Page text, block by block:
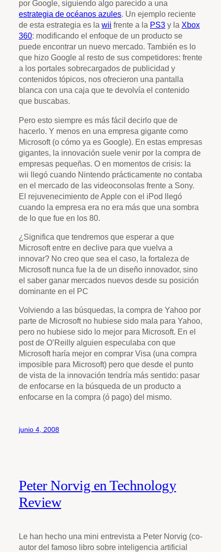
por Google, siguiendo algo parecido a una
estrategia de océanos azules. Un ejemplo reciente
de esta estrategia es la wii frente a la PS3 y la Xbox
360: modificando el enfoque de un producto se
puede encontrar un nuevo mercado. También es lo
que hizo Google al resto de sus competidores: frente
a los portales sobrecargados de publicidad y
contenidos tópicos, nos ofrecieron una pantalla
blanca con una caja que te devolvía el contenido
que buscabas.
Pero esto siempre es más fácil decirlo que de
hacerlo. Y menos en una empresa gigante como
Microsoft (o cómo ya es Google). En estas empresas
gigantes, la innovación suele venir por la compra de
empresas pequeñas. O en momentos de crisis: la
wii llegó cuando Nintendo prácticamente no contaba
en el mercado de las videoconsolas frente a Sony.
El rejuvenecimiento de Apple con el iPod llegó
cuando la empresa era no era más que una sombra
de lo que fue en los 80.
¿Significa que tendremos que esperar a que
Microsoft entre en declive para que vuelva a
innovar? No creo que sea el caso, la fortaleza de
Microsoft nunca fue la de un diseño innovador, sino
el saber ganar mercados nuevos desde su posición
dominante en el PC
Volviendo a las búsquedas, la compra de Yahoo por
parte de Microsoft no hubiese sido mala para Yahoo,
pero no hubiese sido lo mejor para Microsoft. En el
post de O’Reilly alguien especulaba con que
Microsoft haría mejor en comprar Visa (una compra
imposible para Microsoft) pero que desde el punto
de vista de la innovación tendría más sentido: pasar
de enfocarse en la búsqueda de un producto a
enfocarse en la compra (ó pago) del mismo.
junio 4, 2008
Peter Norvig en Technology
Review
Le han hecho una mini entrevista a Peter Norvig (co-
autor del famoso libro sobre inteligencia artificial